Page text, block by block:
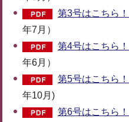
第3号はこちら
年7月）
第4号はこちら
年6月）
第5号はこちら
年10月)
第6号はこちら